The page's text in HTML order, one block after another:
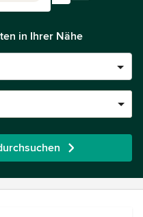
in Ihrer Nähe